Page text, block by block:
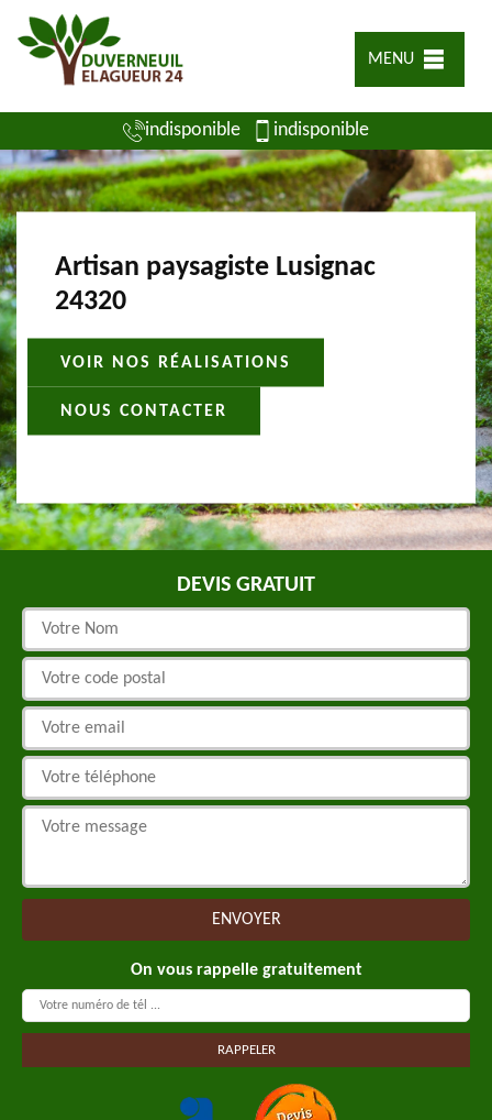
MENU
indisponible indisponible
Artisan paysagiste Lusignac
24320
VOIR NOS RÉALISATIONS
NOUS CONTACTER
DEVIS GRATUIT
On vous rappelle gratuitement